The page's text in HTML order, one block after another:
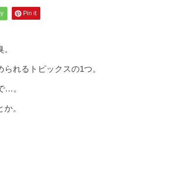
Pin it
れるトピックスの1つ。
…。
。